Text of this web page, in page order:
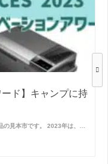
ード】キャンプに持
の見本市です。 2023年は、…